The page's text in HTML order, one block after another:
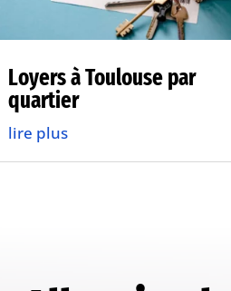
Loyers à Toulouse par
quartier
lire plus